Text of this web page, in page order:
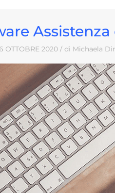
OTTOBRE 2020 / di Michaela